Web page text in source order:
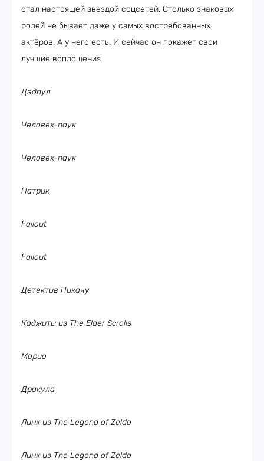
стал настоящей звездой соцсетей. Столько знаковых
ролей не бывает даже у самых востребованных
актёров. А у него есть. И сейчас он покажет свои
лучшие воплощения
Дэдпул
Человек-паук
Человек-паук
Патрик
Fallout
Fallout
Детектив Пикачу
Каджиты из The Elder Scrolls
Марио
Дракула
Линк из The Legend of Zelda
Линк из The Legend of Zelda